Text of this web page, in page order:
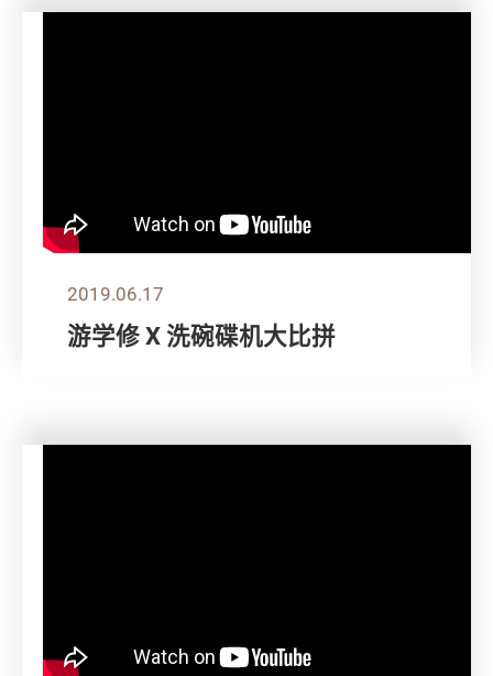
2019.06.17
游学修 X 洗碗碟机大比拼